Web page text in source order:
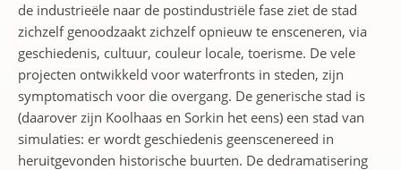
de industrieële naar de postindustriële fase ziet de stad
zichzelf genoodzaakt zichzelf opnieuw te ensceneren, via
geschiedenis, cultuur, couleur locale, toerisme. De vele
projecten ontwikkeld voor waterfronts in steden, zijn
symptomatisch voor die overgang. De generische stad is
(daarover zijn Koolhaas en Sorkin het eens) een stad van
simulaties: er wordt geschiedenis geenscenereed in
heruitgevonden historische buurten. De dedramatisering